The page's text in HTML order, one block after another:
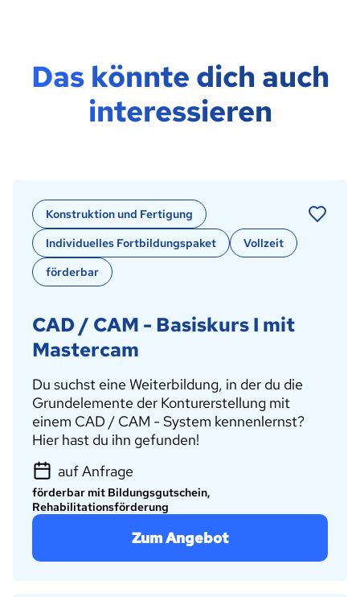
Das könnte dich auch
interessieren
Konstruktion und Fertigung
Individuelles Fortbildungspaket
Vollzeit
förderbar
CAD / CAM - Basiskurs I mit
Mastercam
Du suchst eine Weiterbildung, in der du die
Grundelemente der Konturerstellung mit
einem CAD / CAM - System kennenlernst?
Hier hast du ihn gefunden!
auf Anfrage
förderbar mit Bildungsgutschein,
Rehabilitationsförderung
Zum Angebot